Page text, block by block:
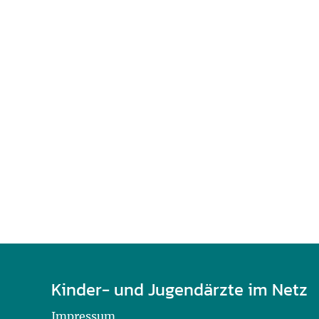
Kinder- und Jugendärzte im Netz
Impressum